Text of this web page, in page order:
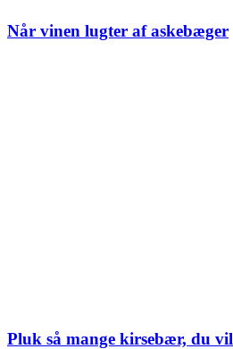
Når vinen lugter af askebæger
Pluk så mange kirsebær, du vil